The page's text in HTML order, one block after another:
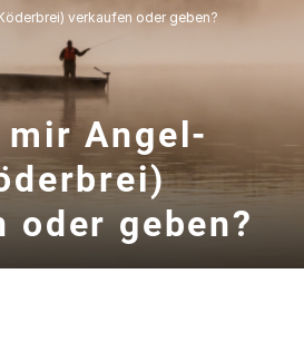
verkaufen oder geben?
mir Angel-
oder geben?